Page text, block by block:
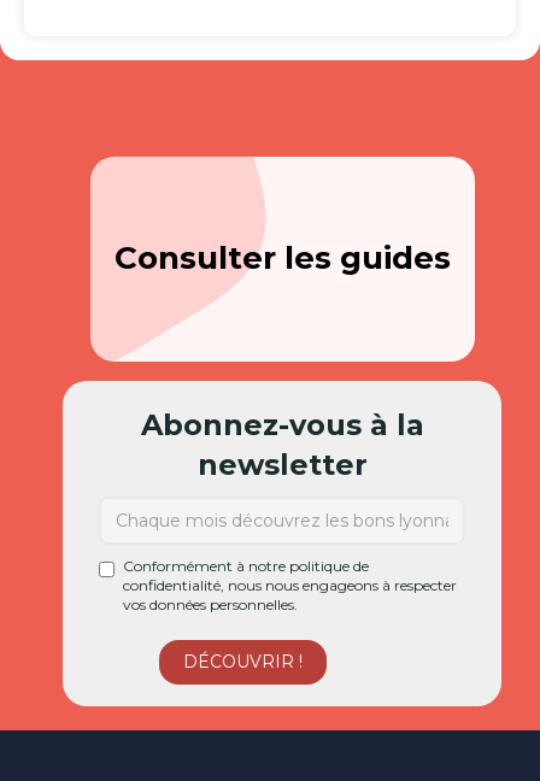
Consulter les guides
Abonnez-vous à la
newsletter
Conformément à notre politique de
confidentialité, nous nous engageons à respecter
vos données personnelles.